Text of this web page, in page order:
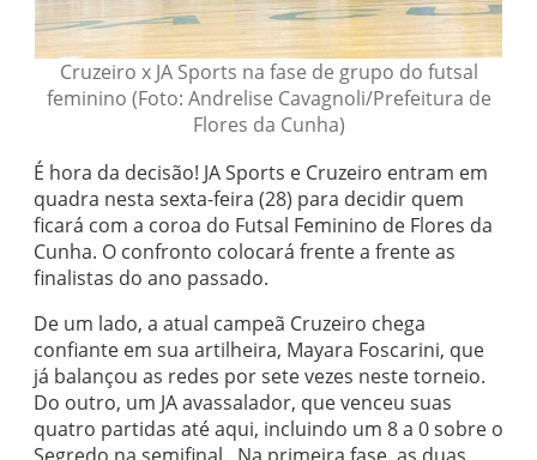
Cruzeiro x JA Sports na fase de grupo do futsal
feminino (Foto: Andrelise Cavagnoli/Prefeitura de
Flores da Cunha)
É hora da decisão! JA Sports e Cruzeiro entram em
quadra nesta sexta-feira (28) para decidir quem
ficará com a coroa do Futsal Feminino de Flores da
Cunha. O confronto colocará frente a frente as
finalistas do ano passado.
De um lado, a atual campeã Cruzeiro chega
confiante em sua artilheira, Mayara Foscarini, que
já balançou as redes por sete vezes neste torneio.
Do outro, um JA avassalador, que venceu suas
quatro partidas até aqui, incluindo um 8 a 0 sobre o